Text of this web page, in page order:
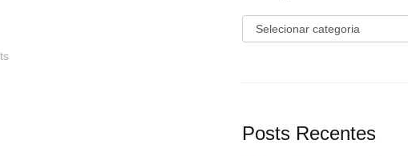
Categorias
Posts Recentes